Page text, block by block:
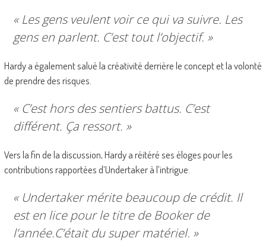
« Les gens veulent voir ce qui va suivre. Les
gens en parlent. C’est tout l’objectif. »
Hardy a également salué la créativité derrière le concept et la volonté
de prendre des risques.
« C’est hors des sentiers battus. C’est
différent. Ça ressort. »
Vers la fin de la discussion, Hardy a réitéré ses éloges pour les
contributions rapportées d’Undertaker à l’intrigue.
« Undertaker mérite beaucoup de crédit. Il
est en lice pour le titre de Booker de
l’année.C’était du super matériel. »